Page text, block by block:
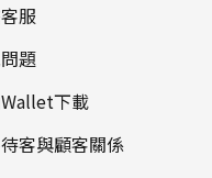
服
題
下載
客與顧客關係